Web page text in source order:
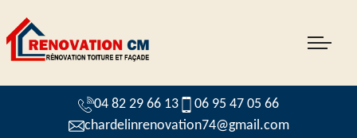
04 82 29 66 13
06 95 47 05 66
chardelinrenovation74@gmail.com